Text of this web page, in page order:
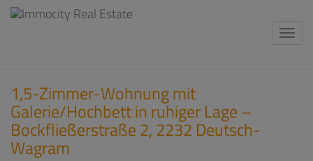
1,5-Zimmer-Wohnung mit
Galerie/Hochbett in ruhiger Lage –
Bockfließerstraße 2, 2232 Deutsch-
Wagram